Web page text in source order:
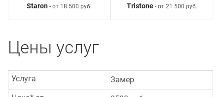
Staron - от 18 500 руб. Tristone- от 21 500 руб.
Цены услуг
Замер
Услуга